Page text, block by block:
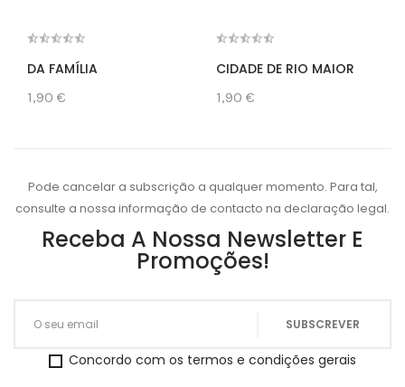
DA FAMÍLIA
1,90 €
CIDADE DE RIO MAIOR
1,90 €
Pode cancelar a subscrição a qualquer momento. Para tal,
consulte a nossa informação de contacto na declaração legal.
Receba A Nossa Newsletter E
Promoções!
Concordo com os termos e condições gerais